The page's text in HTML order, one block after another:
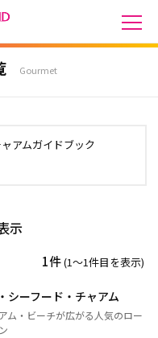
Gourmet
アムガイドブック
示
1件(1〜1件目を表示)
シーフード・チャアム
ム・ビーチが広がる人気のロー